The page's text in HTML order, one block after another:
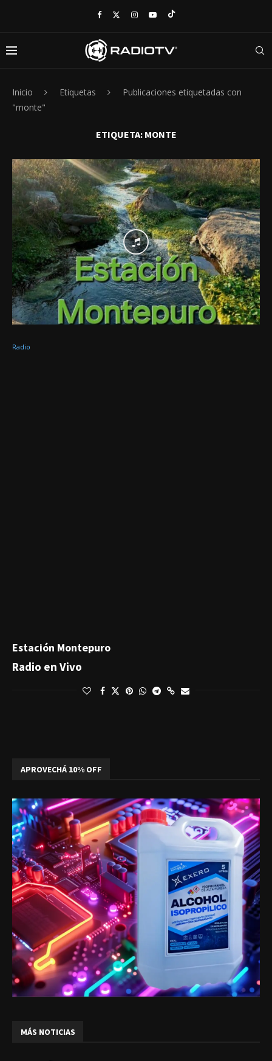
Inicio Etiquetas
Publicaciones etiquetadas con
"monte"
ETIQUETA: MONTE
Radio
Estación Montepuro
Radio en Vivo
APROVECHÁ 10% OFF
MÁS NOTICIAS